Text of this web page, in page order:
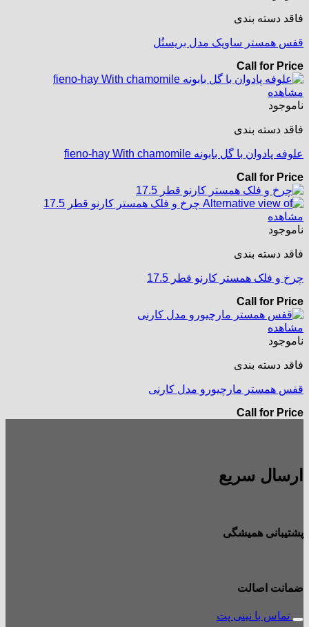
فاقد دسته بندی
قفس همستر ساویک مدل بریستُل
Call for Price
مشاهده
ناموجود
فاقد دسته بندی
علوفه پادوان با گل بابونه fieno-hay With chamomile
Call for Price
مشاهده
ناموجود
فاقد دسته بندی
چرخ و فلک همستر کارنو قطر 17.5
Call for Price
مشاهده
ناموجود
فاقد دسته بندی
قفس همستر مارچیورو مدل کارنی
Call for Price
ارسال سریع
پشتیبانی همیشگی
ضمانت اصالت
تماس با نینی پت